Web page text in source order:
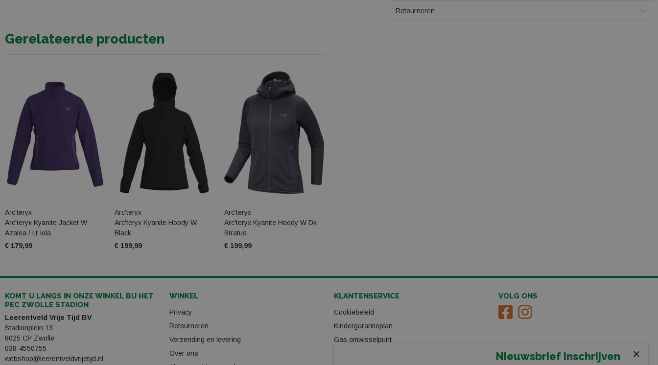
Retourneren
Gerelateerde producten
Arc'teryx
Arc'teryx Kyanite Jacket W
Azalea / Lt Iola
€ 179,99
Arc'teryx
Arc'teryx Kyanite Hoody W
Black
€ 199,99
Arc'teryx
Arc'teryx Kyanite Hoody W Dk
Stratus
€ 199,99
KOMT U LANGS IN ONZE WINKEL BIJ HET
PEC ZWOLLE STADION
Leerentveld Vrije Tijd BV
Stadionplein 13
8025 CP Zwolle
038-4550755
webshop@leerentveldvrijetijd.nl
WINKEL
Privacy
Retourneren
Verzending en levering
Over ons
KLANTENSERVICE
Cookiebeleid
Kindergarantieplan
Gas omwisselpunt
VOLG ONS
×
Nieuwsbrief inschrijven